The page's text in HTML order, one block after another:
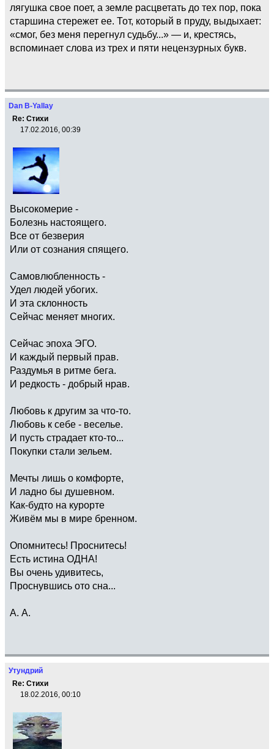
лягушка свое поет, а земле расцветать до тех пор, пока
старшина стережет ее. Тот, который в пруду, выдыхает:
«смог, без меня перегнул судьбу...» — и, крестясь,
вспоминает слова из трех и пяти нецензурных букв.
Dan B-Yallay
Re: Стихи
17.02.2016, 00:39
Высокомерие -
Болезнь настоящего.
Все от безверия
Или от сознания спящего.
Самовлюбленность -
Удел людей убогих.
И эта склонность
Сейчас меняет многих.
Сейчас эпоха ЭГО.
И каждый первый прав.
Раздумья в ритме бега.
И редкость - добрый нрав.
Любовь к другим за что-то.
Любовь к себе - веселье.
И пусть страдает кто-то...
Покупки стали зельем.
Мечты лишь о комфорте,
И ладно бы душевном.
Как-будто на курорте
Живём мы в мире бренном.
Опомнитесь! Проснитесь!
Есть истина ОДНА!
Вы очень удивитесь,
Проснувшись ото сна...
А. A.
Утундрий
Re: Стихи
18.02.2016, 00:10